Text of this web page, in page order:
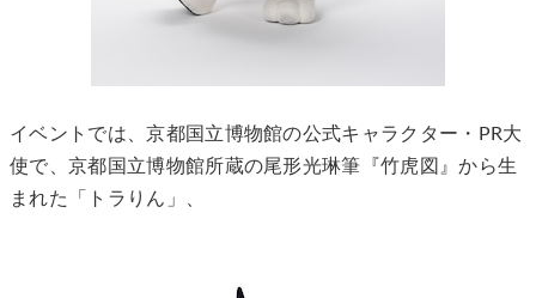
イベントでは、京都国立博物館の公式キャラクター・PR大
使で、京都国立博物館所蔵の尾形光琳筆『竹虎図』から生
まれた「トラりん」、